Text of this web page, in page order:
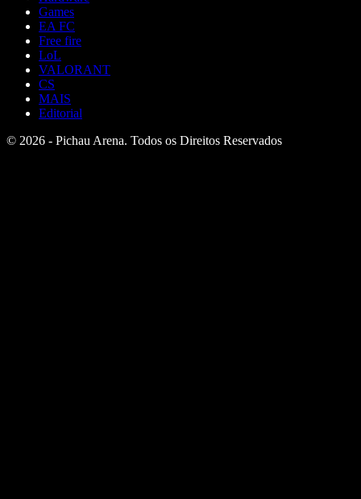
Games
EA FC
Free fire
LoL
VALORANT
CS
MAIS
Editorial
© 2026 - Pichau Arena. Todos os Direitos Reservados